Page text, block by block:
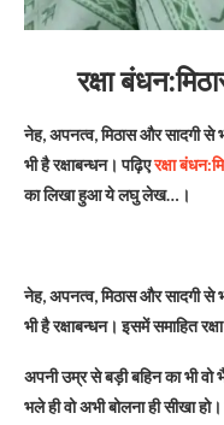
रक्षा
नेह, अपनत्व, मिठास और सादगी से
भी है रक्षाबन्धन। पढ़िएरक्षा
का लिखा हुआ ये लघु लेख…।
नेह, अपनत्व, मिठास और सादगी से
भी है रक्षाबन्धन। इसमें समाहित
अपनी उम्र से बड़ी बहिन का भी वो
भले ही वो अभी बोलना ही सीखा